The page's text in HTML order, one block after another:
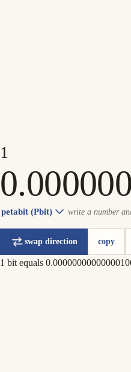
petabit (Pbit) write a number
swap direction copy
1 bit equals